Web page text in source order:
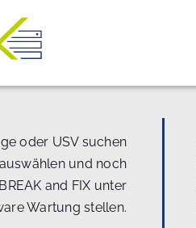
oder USV suchen
und noch
and FIX unter
Wartung stellen.